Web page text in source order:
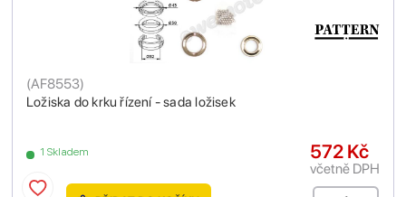
Ložiska do krku řízení - sada ložisek
(AF8553)
1 Skladem 572 Kč
včetně DPH